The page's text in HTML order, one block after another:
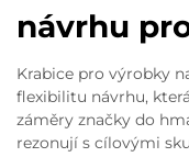
návrhu
Krabice pro výrobky
flexibilitu návrhu,
záměry značky do
rezonují s cílovými